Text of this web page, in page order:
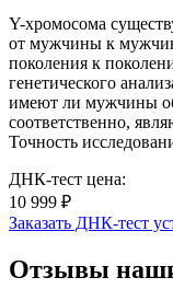
Y-хромосома
от мужчины к
поколения к
генетического
имеют ли мужчины
соответственно,
Точность
ДНК-тест цена:
10 999 ₽
Заказать ДНК-тест
Отзывы